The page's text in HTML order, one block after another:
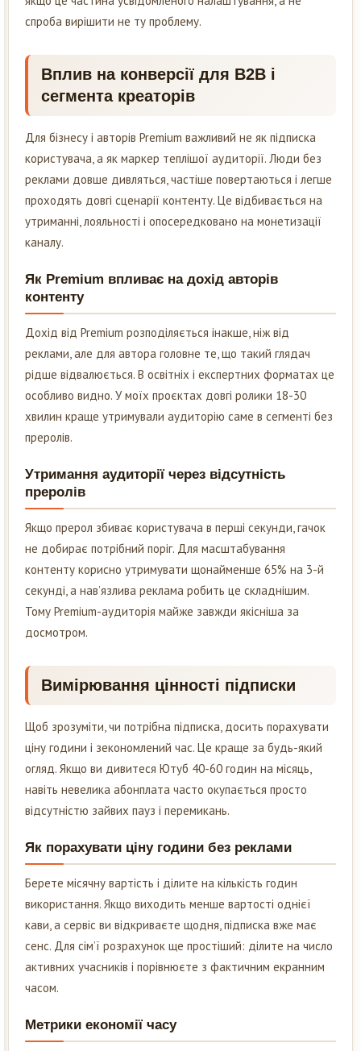
спроба вирішити не ту проблему.
Вплив на конверсії для B2B і
сегмента креаторів
Для бізнесу і авторів Premium важливий не як підписка
користувача, а як маркер теплішої аудиторії. Люди без
реклами довше дивляться, частіше повертаються і легше
проходять довгі сценарії контенту. Це відбивається на
утриманні, лояльності і опосередковано на монетизації
каналу.
Як Premium впливає на дохід авторів
контенту
Дохід від Premium розподіляється інакше, ніж від
реклами, але для автора головне те, що такий глядач
рідше відвалюється. В освітніх і експертних форматах це
особливо видно. У моїх проєктах довгі ролики 18-30
хвилин краще утримували аудиторію саме в сегменті без
преролів.
Утримання аудиторії через відсутність
преролів
Якщо прерол збиває користувача в перші секунди, гачок
не добирає потрібний поріг. Для масштабування
контенту корисно утримувати щонайменше 65% на 3-й
секунді, а нав’язлива реклама робить це складнішим.
Тому Premium-аудиторія майже завжди якісніша за
досмотром.
Вимірювання цінності підписки
Щоб зрозуміти, чи потрібна підписка, досить порахувати
ціну години і зекономлений час. Це краще за будь-який
огляд. Якщо ви дивитеся Ютуб 40-60 годин на місяць,
навіть невелика абонплата часто окупається просто
відсутністю зайвих пауз і перемикань.
Як порахувати ціну години без реклами
Берете місячну вартість і ділите на кількість годин
використання. Якщо виходить менше вартості однієї
кави, а сервіс ви відкриваєте щодня, підписка вже має
сенс. Для сім’ї розрахунок ще простіший: ділите на число
активних учасників і порівнюєте з фактичним екранним
часом.
Метрики економії часу